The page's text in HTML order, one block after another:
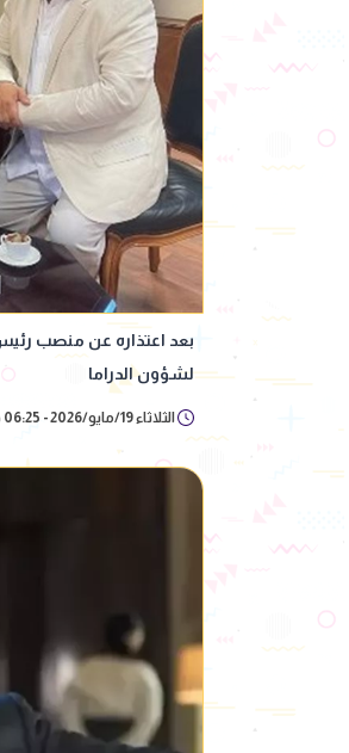
بعد اعتذاره عن منصب رئيس
لشؤون الدراما
الثلاثاء 19/مايو/2026 - 06:25 م